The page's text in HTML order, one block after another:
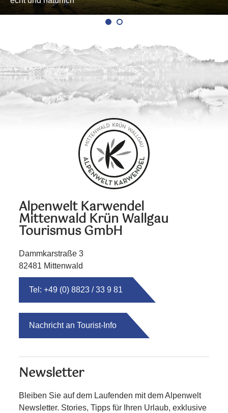
Alpenwelt Karwendel
Mittenwald Krün Wallgau
Tourismus GmbH
Dammkarstraße 3
82481 Mittenwald
Tel: +49 (0) 8823 / 33 9 81
Nachricht an Tourist-Info
Newsletter
Bleiben Sie auf dem Laufenden mit dem Alpenwelt
Newsletter. Stories, Tipps für Ihren Urlaub, exklusive